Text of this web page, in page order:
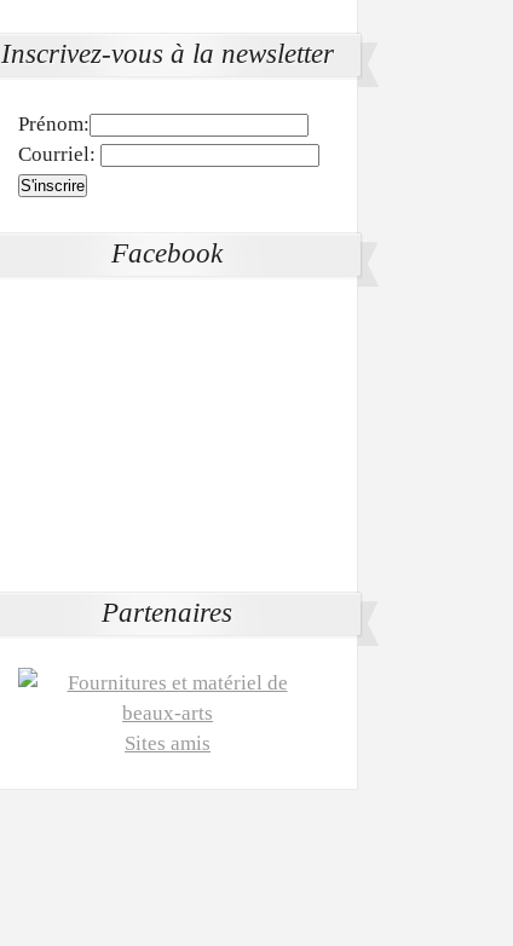
Inscrivez-vous à la newsletter
Prénom:
Courriel:
Facebook
Partenaires
Sites amis